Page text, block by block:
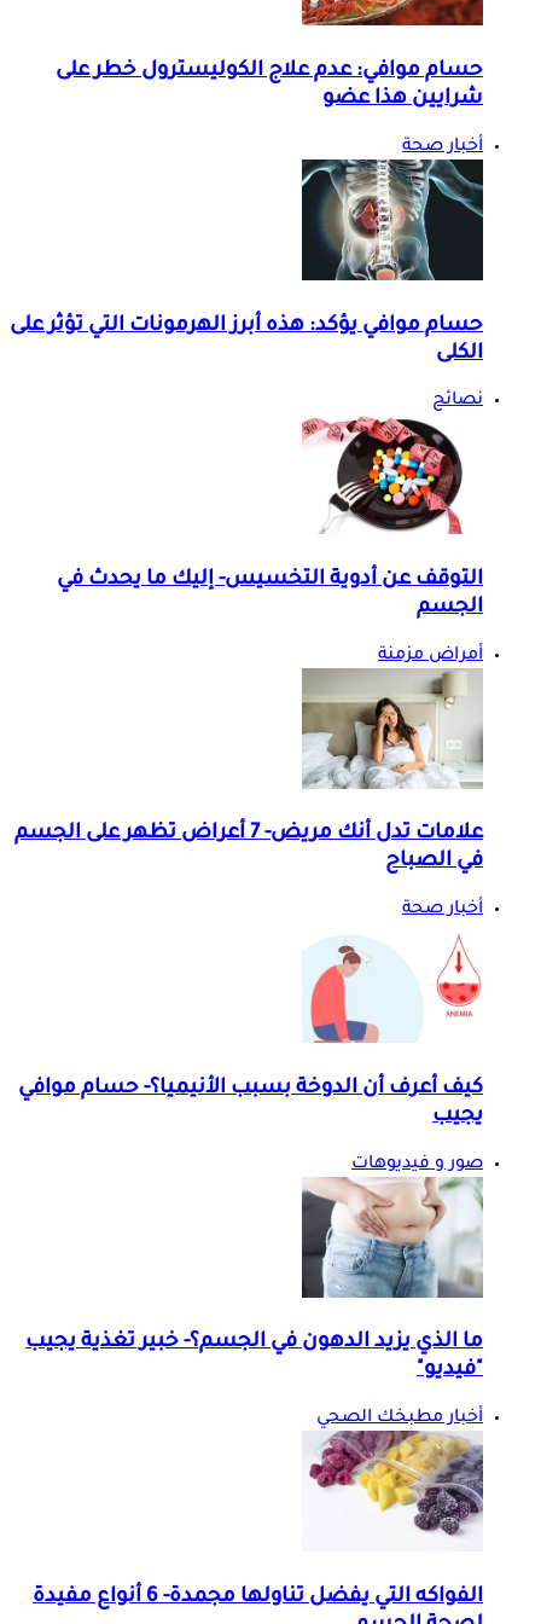
حسام موافي: عدم علاج الكوليسترول خطر على
شرايين هذا عضو
أخبار صحة
حسام موافي يؤكد: هذه أبرز الهرمونات التي تؤثر على
الكلى
نصائح
التوقف عن أدوية التخسيس- إليك ما يحدث في
الجسم
أمراض مزمنة
علامات تدل أنك مريض- 7 أعراض تظهر على الجسم
في الصباح
أخبار صحة
كيف أعرف أن الدوخة بسبب الأنيميا؟- حسام موافي
يجيب
صور و فيديوهات
ما الذي يزيد الدهون في الجسم؟- خبير تغذية يجيب
"فيديو"
أخبار مطبخك الصحي
الفواكه التي يفضل تناولها مجمدة- 6 أنواع مفيدة